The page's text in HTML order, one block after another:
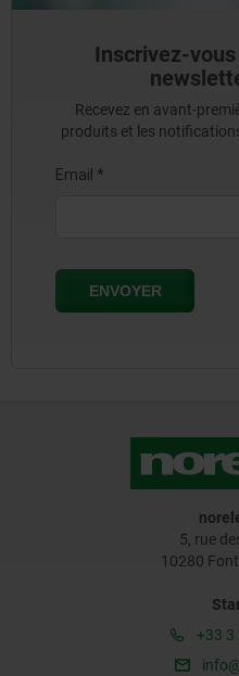
Inscrivez-
Recevez en avant-
produits et les
5, rue
10280
+33 3